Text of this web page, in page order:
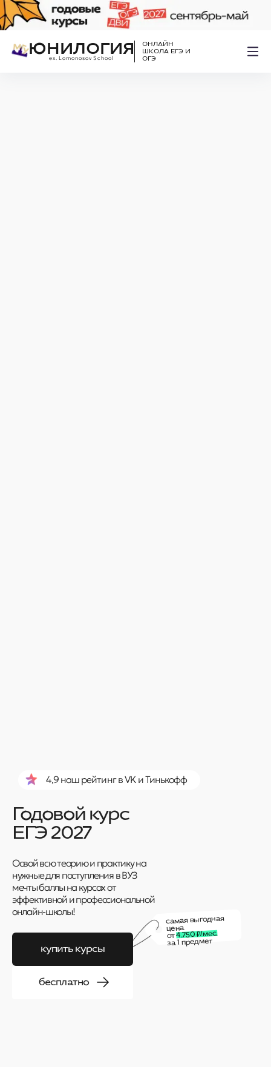
ЮНИЛОГИЯ
ex. Lomonosov School
ОНЛАЙН
ШКОЛА ЕГЭ И
ОГЭ
4,9 наш рейтинг в VK и Тинькофф
Годовой курс
ЕГЭ 2027
Освой всю теорию и практику на
нужные для поступления в ВУЗ
мечты баллы на курсах от
эффективной и профессиональной
онлайн-школы!
купить курсы
бесплатно
самая выгодная
цена
от4.750 ₽/мес.
за 1 предмет